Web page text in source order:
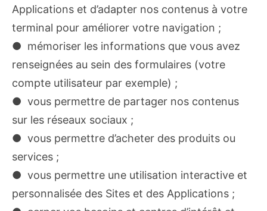
Applications et d’adapter nos contenus à votre
terminal pour améliorer votre navigation ;
● mémoriser les informations que vous avez
renseignées au sein des formulaires (votre
compte utilisateur par exemple) ;
● vous permettre de partager nos contenus
sur les réseaux sociaux ;
● vous permettre d’acheter des produits ou
services ;
● vous permettre une utilisation interactive et
personnalisée des Sites et des Applications ;